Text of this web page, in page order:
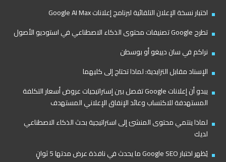
اختبار نسخة الإعلان التلقائية لبرنامج إعلانات Google AI Max
تطرح Google تصنيفات محتوى الذكاء الاصطناعي في استوديو الأصول
نراكم في سان دييغو أو بوسطن
الإسناد مقابل التزايدية: لماذا تحتاج إلى كليهما
يبدو أن إعلانات Google تفصل بين إستراتيجيات عروض أسعار التكلفة
المستهدفة للاكتساب وعائد الإنفاق الإعلاني المستهدف
لماذا ينتمي محتوى المنشئ إلى استراتيجية بحث الذكاء الاصطناعي
لديك
يُظهر اختبار Google SEO ما يحدث في نافذة عرض مدتها 5 ثوانٍ